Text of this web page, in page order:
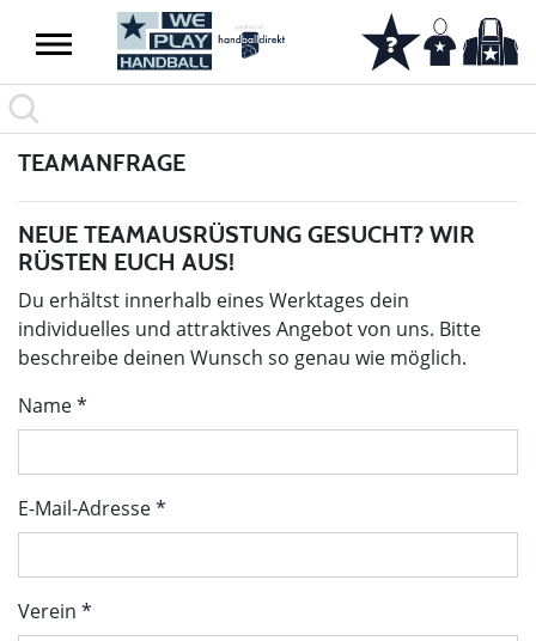
TEAMANFRAGE
NEUE TEAMAUSRÜSTUNG GESUCHT? WIR
RÜSTEN EUCH AUS!
Du erhältst innerhalb eines Werktages dein
individuelles und attraktives Angebot von uns. Bitte
beschreibe deinen Wunsch so genau wie möglich.
Name
E-Mail-Adresse
Verein